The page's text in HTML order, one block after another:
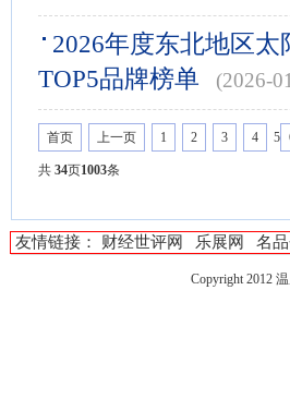
2026年度东北地区
TOP5品牌榜单
(2026-
首页 上一页 1 2 3 4 5
共 34页1003条
友情链接： 财经世评网 乐展网 名
Copyright 2012